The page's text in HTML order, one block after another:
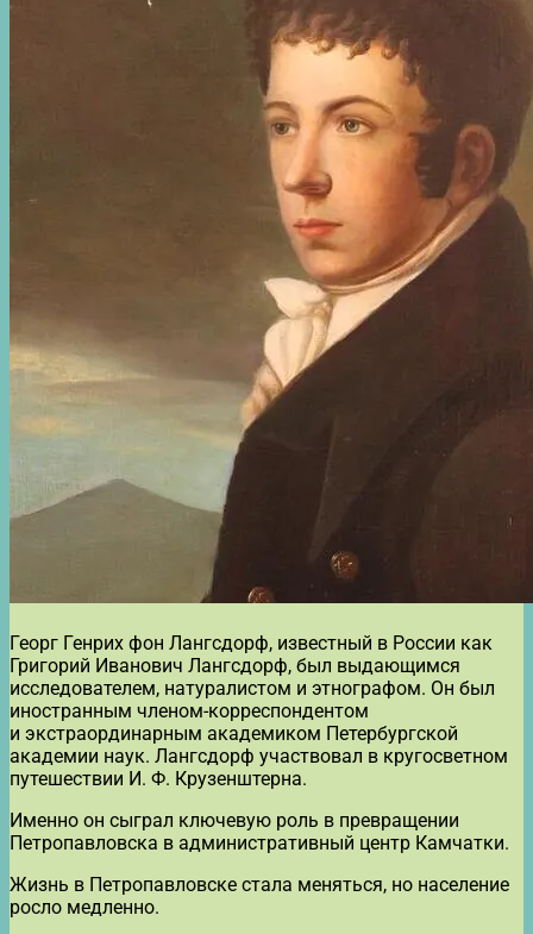
Георг Генрих фон Лангсдорф, известный в России как
Григорий Иванович Лангсдорф, был выдающимся
исследователем, натуралистом и этнографом. Он был
иностранным членом-корреспондентом
и экстраординарным академиком Петербургской
академии наук. Лангсдорф участвовал в кругосветном
путешествии И. Ф. Крузенштерна.
Именно он сыграл ключевую роль в превращении
Петропавловска в административный центр Камчатки.
Жизнь в Петропавловске стала меняться, но население
росло медленно.